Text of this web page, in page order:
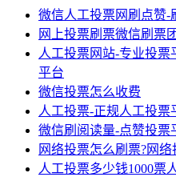
微信人工投票网刷点赞-
网上投票刷票微信刷票
人工投票网站-专业投
平台
微信投票怎么收费
人工投票-正规人工投票
微信刷阅读量-点赞投票
网络投票怎么刷票?网
人工投票多少钱1000票